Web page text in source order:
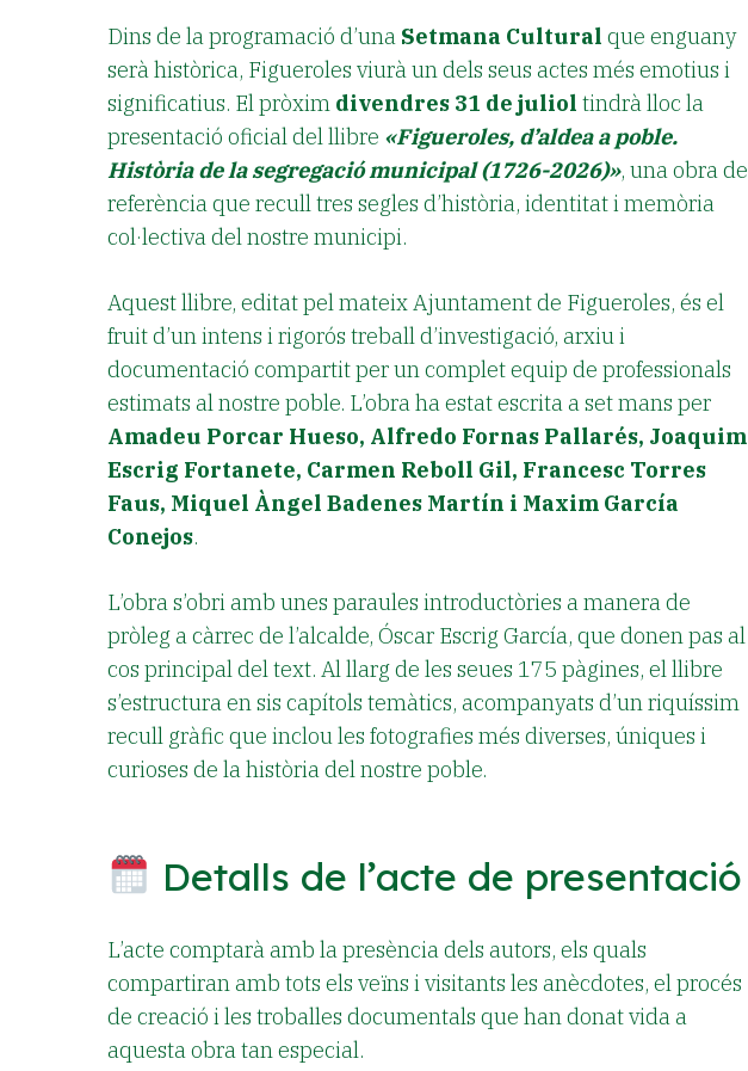
Dins de la programació d’una Setmana Cultural que enguany
serà històrica, Figueroles viurà un dels seus actes més emotius i
significatius. El pròxim divendres 31 de juliol tindrà lloc la
presentació oficial del llibre «Figueroles, d’aldea a poble.
Història de la segregació municipal (1726-2026)», una obra de
referència que recull tres segles d’història, identitat i memòria
col·lectiva del nostre municipi.
Aquest llibre, editat pel mateix Ajuntament de Figueroles, és el
fruit d’un intens i rigorós treball d’investigació, arxiu i
documentació compartit per un complet equip de professionals
estimats al nostre poble. L’obra ha estat escrita a set mans per
Amadeu Porcar Hueso, Alfredo Fornas Pallarés, Joaquim
Escrig Fortanete, Carmen Reboll Gil, Francesc Torres
Faus, Miquel Àngel Badenes Martín i Maxim García
Conejos.
L’obra s’obri amb unes paraules introductòries a manera de
pròleg a càrrec de l’alcalde, Óscar Escrig García, que donen pas al
cos principal del text. Al llarg de les seues 175 pàgines, el llibre
s’estructura en sis capítols temàtics, acompanyats d’un riquíssim
recull gràfic que inclou les fotografies més diverses, úniques i
curioses de la història del nostre poble.
Detalls de l’acte de presentació
L’acte comptarà amb la presència dels autors, els quals
compartiran amb tots els veïns i visitants les anècdotes, el procés
de creació i les troballes documentals que han donat vida a
aquesta obra tan especial.